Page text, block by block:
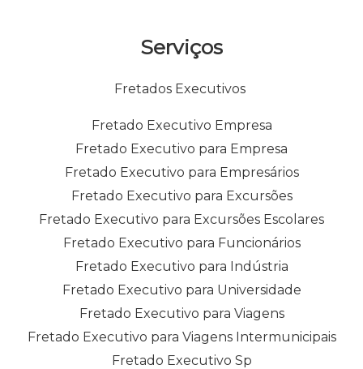
Serviços
Fretados Executivos
Fretado Executivo Empresa
Fretado Executivo para Empresa
Fretado Executivo para Empresários
Fretado Executivo para Excursões
Fretado Executivo para Excursões Escolares
Fretado Executivo para Funcionários
Fretado Executivo para Indústria
Fretado Executivo para Universidade
Fretado Executivo para Viagens
Fretado Executivo para Viagens Intermunicipais
Fretado Executivo Sp